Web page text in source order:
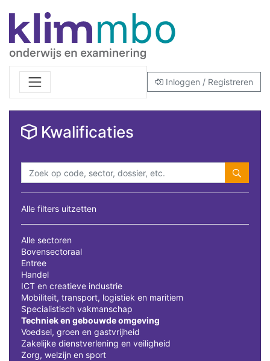
Inloggen / Registreren
Kwalificaties
Alle filters uitzetten
Alle sectoren
Bovensectoraal
Entree
Handel
ICT en creatieve industrie
Mobiliteit, transport, logistiek en maritiem
Specialistisch vakmanschap
Techniek en gebouwde omgeving
Voedsel, groen en gastvrijheid
Zakelijke dienstverlening en veiligheid
Zorg, welzijn en sport